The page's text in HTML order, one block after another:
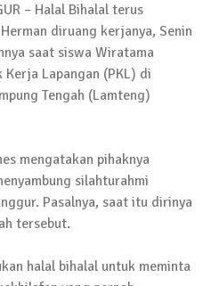
Dusun III Geruduk
Pujobasuki, Tuntut
Mundur
2025 | 15:40
HP di
di Lamtim
– Halal Bihalal terus
diruang kerjanya, Senin
saat siswa Wiratama
Lapangan (PKL) di
Tengah (Lamteng)
mengatakan pihaknya
silahturahmi
Pasalnya, saat itu dirinya
tersebut.
halal bihalal untuk meminta